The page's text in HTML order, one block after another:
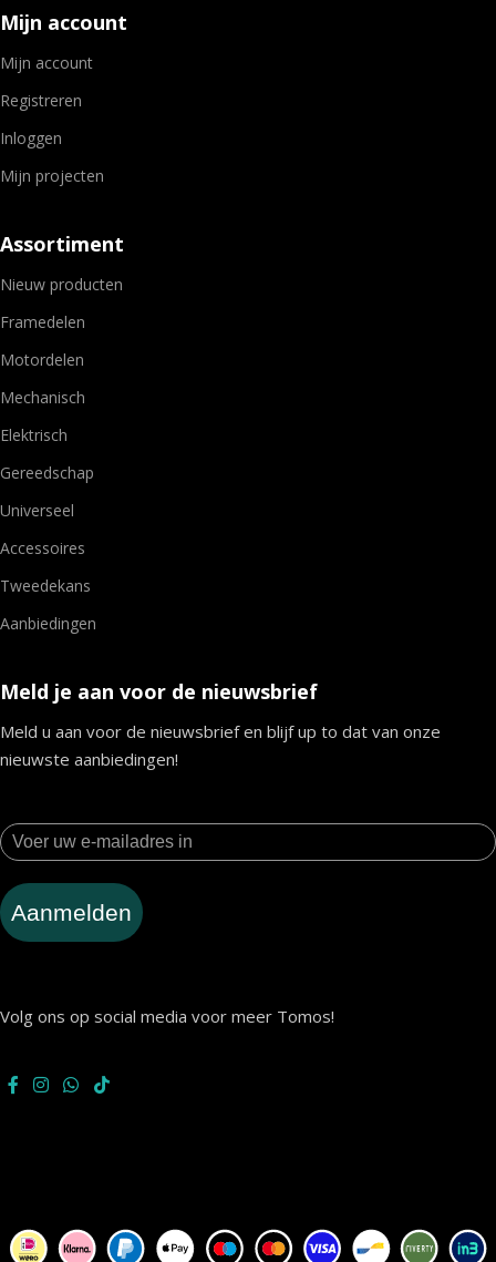
Mijn account
Mijn account
Registreren
Inloggen
Mijn projecten
Assortiment
Nieuw producten
Framedelen
Motordelen
Mechanisch
Elektrisch
Gereedschap
Universeel
Accessoires
Tweedekans
Aanbiedingen
Meld je aan voor de nieuwsbrief
Meld u aan voor de nieuwsbrief en blijf up to dat van onze
nieuwste aanbiedingen!
Aanmelden
Volg ons op social media voor meer Tomos!